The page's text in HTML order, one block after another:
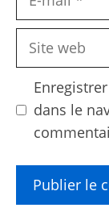
Site
dans le